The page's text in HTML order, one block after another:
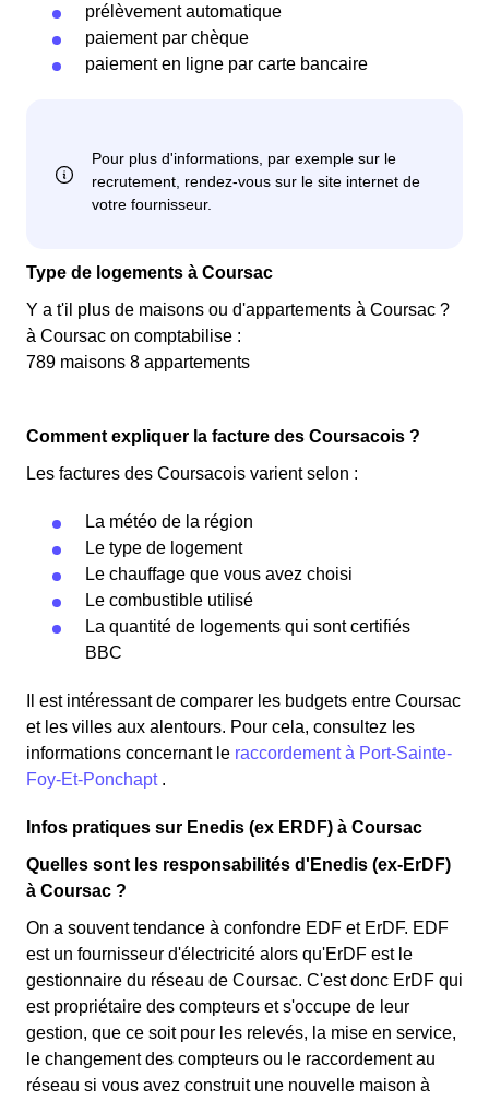
prélèvement automatique
paiement par chèque
paiement en ligne par carte bancaire
Type de logements à Coursac
Y a t'il plus de maisons ou d'appartements à Coursac ?
à Coursac on comptabilise :
789 maisons 8 appartements
Comment expliquer la facture des Coursacois ?
Les factures des Coursacois varient selon :
La météo de la région
Le type de logement
Le chauffage que vous avez choisi
Le combustible utilisé
La quantité de logements qui sont certifiés
BBC
Il est intéressant de comparer les budgets entre Coursac
et les villes aux alentours. Pour cela, consultez les
informations concernant le raccordement à Port-Sainte-
Foy-Et-Ponchapt .
Infos pratiques sur Enedis (ex ERDF) à Coursac
Quelles sont les responsabilités d'Enedis (ex-ErDF)
à Coursac ?
On a souvent tendance à confondre EDF et ErDF. EDF
est un fournisseur d'électricité alors qu'ErDF est le
gestionnaire du réseau de Coursac. C'est donc ErDF qui
est propriétaire des compteurs et s'occupe de leur
gestion, que ce soit pour les relevés, la mise en service,
le changement des compteurs ou le raccordement au
réseau si vous avez construit une nouvelle maison à